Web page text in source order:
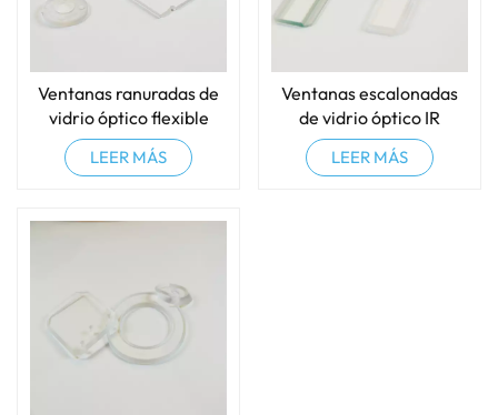
Ventanas ranuradas de
vidrio óptico flexible
ultrafino
LEER MÁS
Ventanas escalonadas
de vidrio óptico IR
ZnSe/Ge/zafiro
LEER MÁS